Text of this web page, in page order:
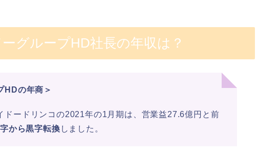
グループHD社長の年収は？
HDの年商＞
ドードリンコの2021年の1月期は、営業益27.6億円と前
から黒字転換 しました。